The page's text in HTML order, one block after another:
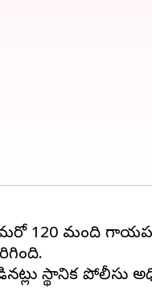
మంది
స్థానిక పోలీసు